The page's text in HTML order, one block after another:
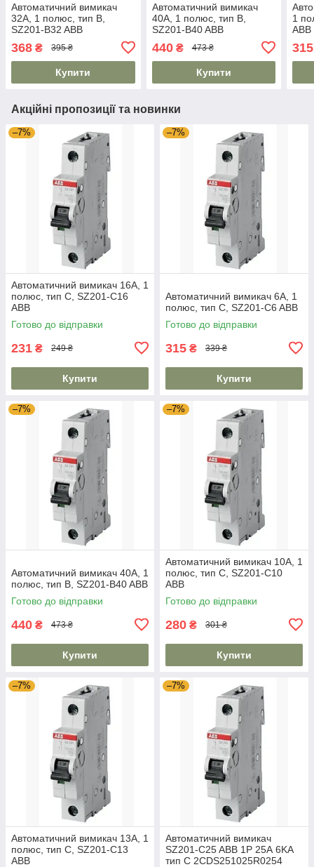
Автоматичний вимикач
32А, 1 полюс, тип B,
SZ201-B32 ABB
368 ₴ 395 ₴
Купити
Автоматичний вимикач
40А, 1 полюс, тип B,
SZ201-B40 ABB
440₴ 473 ₴
Купити
1
ABB
315
Акційні пропозиції та новинки
–7%
Автоматичний вимикач 16А, 1
полюс, тип C, SZ201-C16
ABB
Готово до відправки
231 ₴ 249 ₴
Купити
–7%
Автоматичний вимикач 6А, 1
полюс, тип C, SZ201-C6 ABB
Готово до відправки
315 ₴ 339 ₴
Купити
–7%
Автоматичний вимикач 40А, 1
полюс, тип B, SZ201-B40 ABB
Готово до відправки
440 ₴ 473 ₴
Купити
–7%
Автоматичний вимикач 10А, 1
полюс, тип C, SZ201-C10
ABB
Готово до відправки
280 ₴ 301 ₴
Купити
–7%
Автоматичний вимикач 13А, 1
полюс, тип C, SZ201-C13
ABB
–7%
Автоматичний вимикач
SZ201-C25 ABB 1P 25А 6KA
тип C 2CDS251025R0254